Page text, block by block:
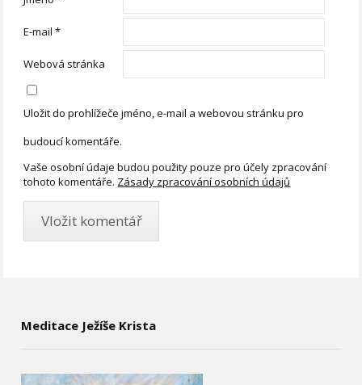
E-mail*
Webová stránka
Uložit do prohlížeče jméno, e-mail a webovou stránku pro
budoucí komentáře.
Vaše osobní údaje budou použity pouze pro účely zpracování
tohoto komentáře. Zásady zpracování osobních údajů
Meditace Ježíše Krista